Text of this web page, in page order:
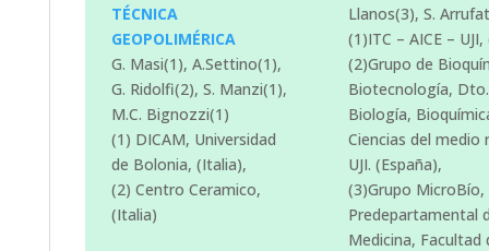
TÉCNICA
GEOPOLIMÉRICA
G. Masi(1), A.Settino(1),
G. Ridolfi(2), S. Manzi(1),
M.C. Bignozzi(1)
(1) DICAM, Universidad
de Bolonia, (Italia),
(2) Centro Ceramico,
(Italia)
Llanos(3), S.
(1)ITC – AICE –
(2)Grupo de
Biotecnología, Dto.
Biología,
Ciencias del medio
UJI. (España),
(3)Grupo MicroBío,
Predepartamental
Medicina, Facultad